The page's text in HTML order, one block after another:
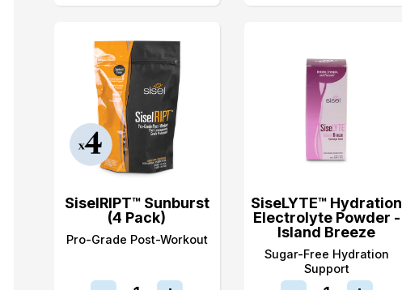
SiselRIPT™ Sunburst
(4 Pack)
Pro-Grade Post-Workout
SiseLYTE™ Hydration
Electrolyte Powder -
Island Breeze
Sugar-Free Hydration
Support